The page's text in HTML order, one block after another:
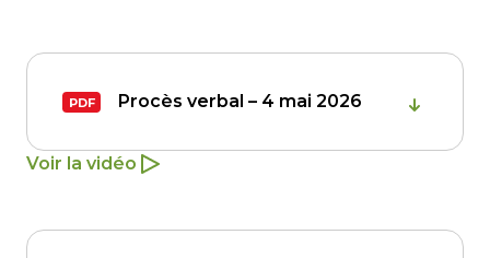
Procès verbal – 4 mai 2026
Voir la vidéo